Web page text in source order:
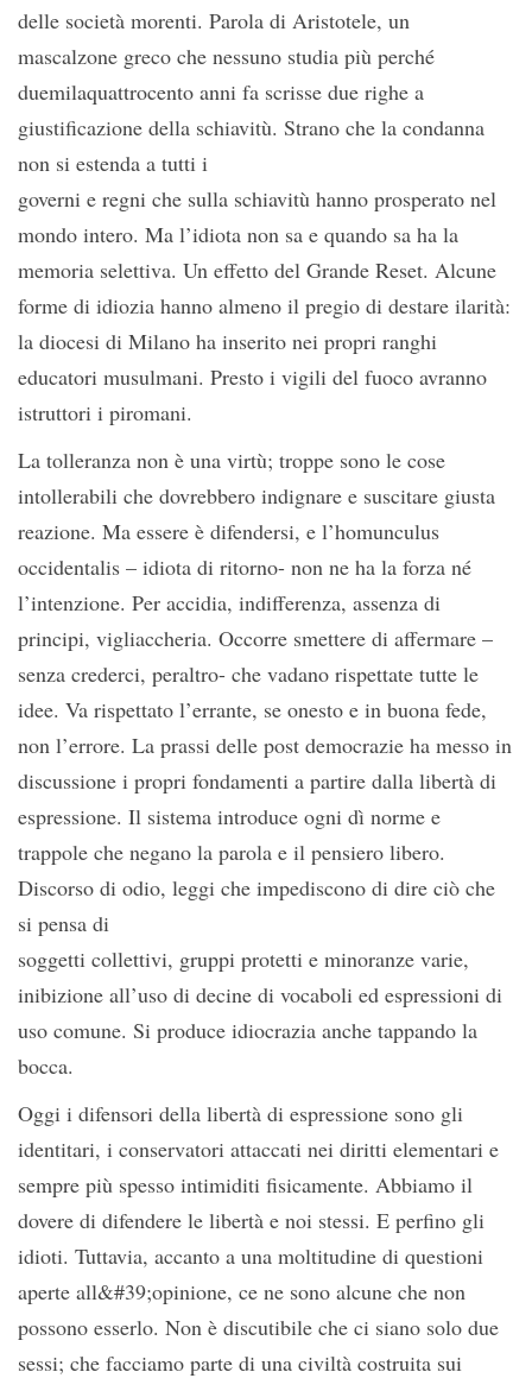
delle società morenti. Parola di Aristotele, un
mascalzone greco che nessuno studia più perché
duemilaquattrocento anni fa scrisse due righe a
giustificazione della schiavitù. Strano che la condanna
non si estenda a tutti i
governi e regni che sulla schiavitù hanno prosperato nel
mondo intero. Ma l’idiota non sa e quando sa ha la
memoria selettiva. Un effetto del Grande Reset. Alcune
forme di idiozia hanno almeno il pregio di destare ilarità:
la diocesi di Milano ha inserito nei propri ranghi
educatori musulmani. Presto i vigili del fuoco avranno
istruttori i piromani.
La tolleranza non è una virtù; troppe sono le cose
intollerabili che dovrebbero indignare e suscitare giusta
reazione. Ma essere è difendersi, e l’homunculus
occidentalis – idiota di ritorno- non ne ha la forza né
l’intenzione. Per accidia, indifferenza, assenza di
principi, vigliaccheria. Occorre smettere di affermare –
senza crederci, peraltro- che vadano rispettate tutte le
idee. Va rispettato l’errante, se onesto e in buona fede,
non l’errore. La prassi delle post democrazie ha messo in
discussione i propri fondamenti a partire dalla libertà di
espressione. Il sistema introduce ogni dì norme e
trappole che negano la parola e il pensiero libero.
Discorso di odio, leggi che impediscono di dire ciò che
si pensa di
soggetti collettivi, gruppi protetti e minoranze varie,
inibizione all’uso di decine di vocaboli ed espressioni di
uso comune. Si produce idiocrazia anche tappando la
bocca.
Oggi i difensori della libertà di espressione sono gli
identitari, i conservatori attaccati nei diritti elementari e
sempre più spesso intimiditi fisicamente. Abbiamo il
dovere di difendere le libertà e noi stessi. E perfino gli
idioti. Tuttavia, accanto a una moltitudine di questioni
aperte all&#39;opinione, ce ne sono alcune che non
possono esserlo. Non è discutibile che ci siano solo due
sessi; che facciamo parte di una civiltà costruita sui